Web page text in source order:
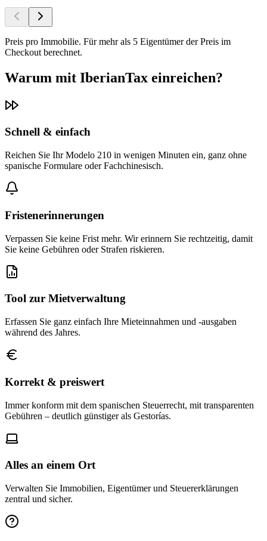
Preis pro Immobilie. Für mehr als 5 Eigentümer der Preis im
Checkout berechnet.
Warum mit IberianTax einreichen?
Schnell & einfach
Reichen Sie Ihr Modelo 210 in wenigen Minuten ein, ganz ohne
spanische Formulare oder Fachchinesisch.
Fristenerinnerungen
Verpassen Sie keine Frist mehr. Wir erinnern Sie rechtzeitig, damit
Sie keine Gebühren oder Strafen riskieren.
Tool zur Mietverwaltung
Erfassen Sie ganz einfach Ihre Mieteinnahmen und -ausgaben
während des Jahres.
Korrekt & preiswert
Immer konform mit dem spanischen Steuerrecht, mit transparenten
Gebühren – deutlich günstiger als Gestorías.
Alles an einem Ort
Verwalten Sie Immobilien, Eigentümer und Steuererklärungen
zentral und sicher.